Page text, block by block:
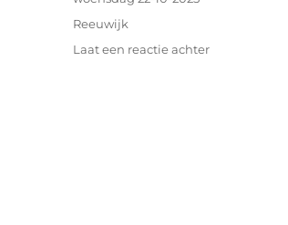
Categorieën
Reeuwijk
Laat een reactie achterop